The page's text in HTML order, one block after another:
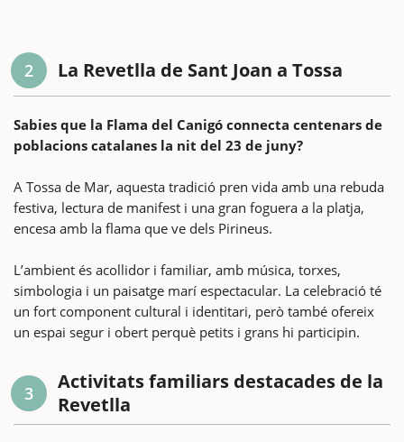
2 La Revetlla de Sant Joan a Tossa
Sabies que la Flama del Canigó connecta centenars de
poblacions catalanes la nit del 23 de juny?
A Tossa de Mar, aquesta tradició pren vida amb una rebuda
festiva, lectura de manifest i una gran foguera a la platja,
encesa amb la flama que ve dels Pirineus.
L’ambient és acollidor i familiar, amb música, torxes,
simbologia i un paisatge marí espectacular. La celebració té
un fort component cultural i identitari, però també ofereix
un espai segur i obert perquè petits i grans hi participin.
3
Activitats familiars destacades de la
Revetlla